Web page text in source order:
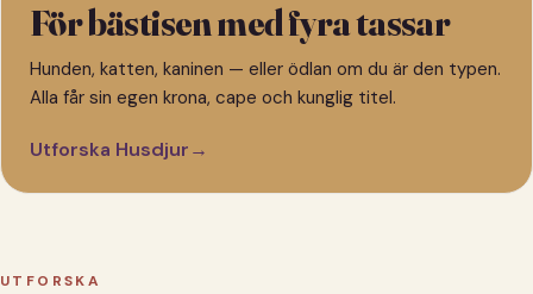
För bästisen med fyra tassar
Hunden, katten, kaninen — eller ödlan om du är den typen.
Alla får sin egen krona, cape och kunglig titel.
Utforska Husdjur→
UTFORSKA